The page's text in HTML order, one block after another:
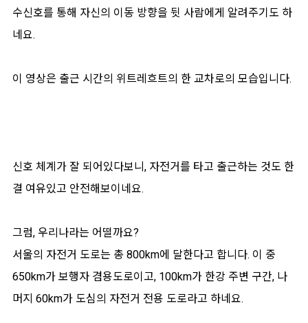
수신호를 통해 자신의 이동 방향을 뒷 사람에게 알려주기도 하
네요.
이 영상은 출근 시간의 위트레흐트의 한 교차로의 모습입니다.
신호 체계가 잘 되어있다보니, 자전거를 타고 출근하는 것도 한
결 여유있고 안전해보이네요.
그럼, 우리나라는 어떨까요?
서울의 자전거 도로는 총 800km에 달한다고 합니다. 이 중
650km가 보행자 겸용도로이고, 100km가 한강 주변 구간, 나
머지 60km가 도심의 자전거 전용 도로라고 하네요.